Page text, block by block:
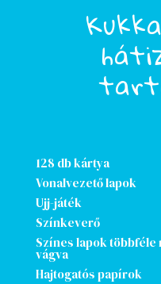
128 db kártya
Vonalvezető lapok
Ujj-játék
Színkeverő
Színes lapok
vágva
Hajtogatós papírok